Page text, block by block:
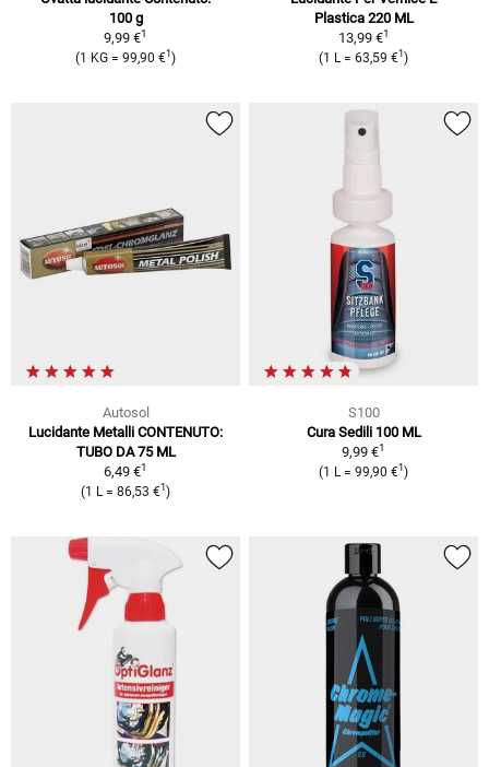
100 g
9,99 €1
(1 KG = 99,90 €1 )
Plastica 220 ML
13,99 €1
(1 L = 63,59 €1 )
Autosol
Lucidante Metalli CONTENUTO:
TUBO DA 75 ML
6,49 €1
(1 L = 86,53 €1 )
S100
Cura Sedili 100 ML
9,99 €1
(1 L = 99,90 €1 )